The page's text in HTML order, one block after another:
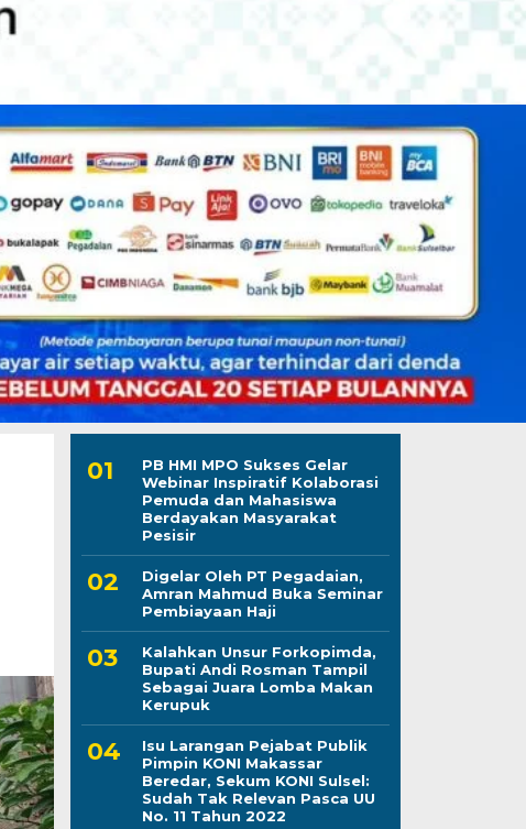
PB HMI MPO Sukses Gelar
Webinar Inspiratif Kolaborasi
Pemuda dan Mahasiswa
Berdayakan Masyarakat
Pesisir
Digelar Oleh PT Pegadaian,
Amran Mahmud Buka Seminar
Pembiayaan Haji
Kalahkan Unsur Forkopimda,
Bupati Andi Rosman Tampil
Sebagai Juara Lomba Makan
Kerupuk
Isu Larangan Pejabat Publik
Pimpin KONI Makassar
Beredar, Sekum KONI Sulsel:
Sudah Tak Relevan Pasca UU
No. 11 Tahun 2022